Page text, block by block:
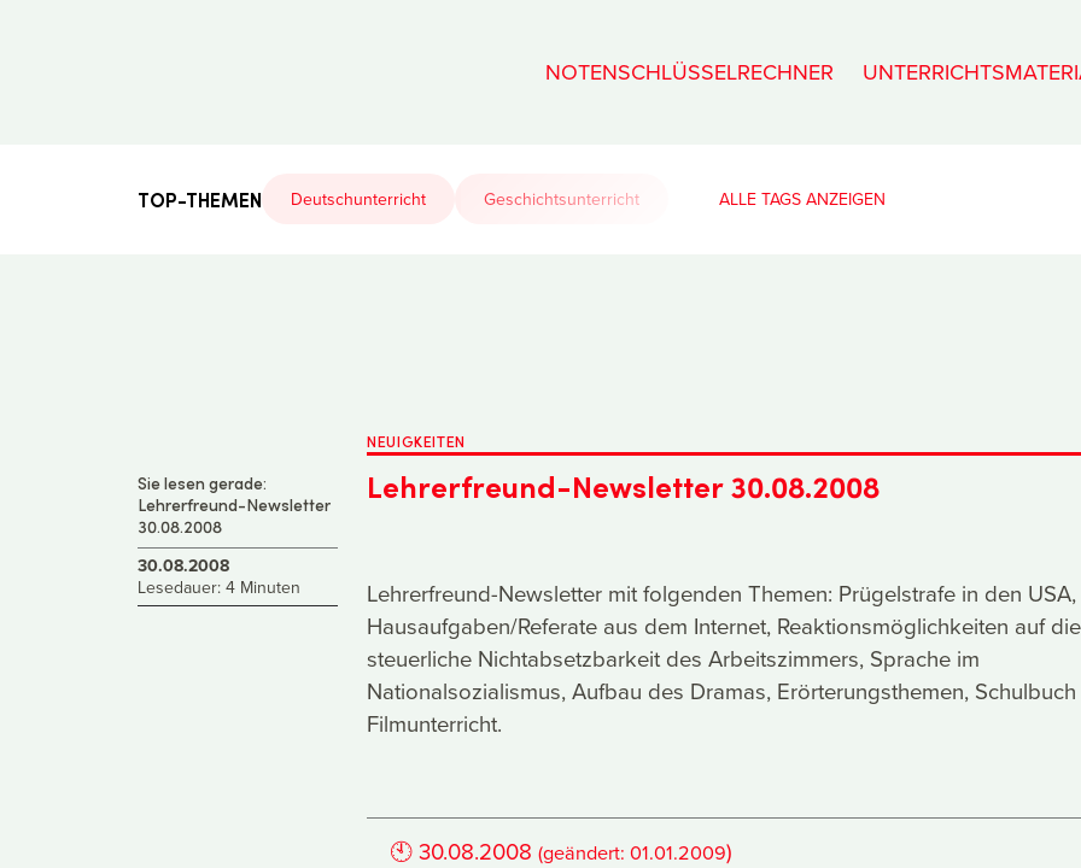
NOTENSCHLÜSSELRECHNER
TOP-THEMEN Deutschunterricht Geschichtsunterricht ALLE TAGS
Sie lesen gerade:
Lehrerfreund-Newsletter
30.08.2008
30.08.2008
Lesedauer: 4 Minuten
NEUIGKEITEN
Lehrerfreund-Newsletter 30.08.2008
Lehrerfreund-Newsletter mit folgenden Themen: Prügelstrafe in den USA,
Hausaufgaben/Referate aus dem Internet, Reaktionsmöglichkeiten auf die
steuerliche Nichtabsetzbarkeit des Arbeitszimmers, Sprache im
Nationalsozialismus, Aufbau des Dramas, Erörterungsthemen,
Filmunterricht.
🕙30.08.2008 (geändert:01.01.2009)